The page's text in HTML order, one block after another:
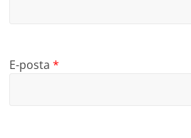
E-posta*